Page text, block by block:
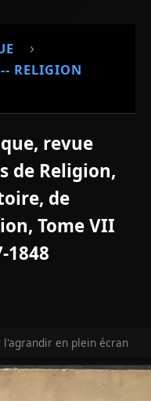
›
RELIGION
revue
de Religion,
de
Tome VII
1848
l'agrandir en plein écran